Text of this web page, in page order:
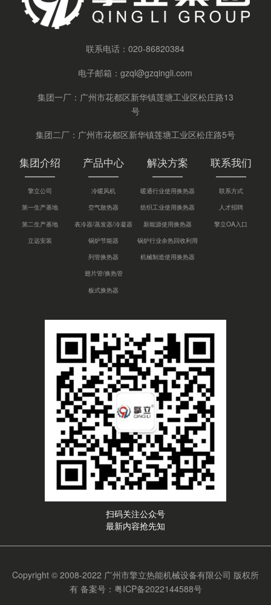
联系电话：020-86820384
电子邮箱：gzql@gzqingli.com
集团一厂：广州市花都区新华镇莲塘工业区松庄路13
号
集团二厂：广州市花都区新华镇莲塘工业区松庄路5号
集团介绍
擎立公司
第一生产基地
第二生产基地
立远安装
产品中心
冷暖风机
空气散热器
表冷器/蒸发器/冷凝器
锅炉节能器
列管换热器
翅片管/换热管
板式换热器
解决方案
暖通行业使用换热器
纺织工业使用换热器
新能源使用换热器
锅炉行业余热回收利用
机械制造使用换热器
联系我们
联系方式
人才招聘
擎立OA入口
扫码关注公众号
最新内容抢先知
Copyright © 2008-2022 广州市擎立热能机械设备有限公司 版权所
有 备案号：粤ICP备2022144588号